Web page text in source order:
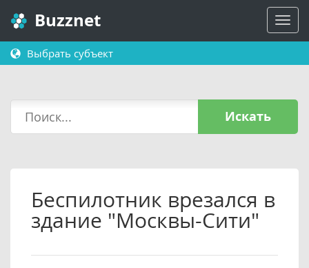
Buzznet
Выбрать субъект
Искать
Беспилотник врезался в
здание "Москвы-Сити"